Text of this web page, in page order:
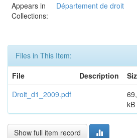
Appears in
Collections:
Département de droit
Files in This Item:
File
Description
Droit_d1_2009.pdf
kB
Show full item record